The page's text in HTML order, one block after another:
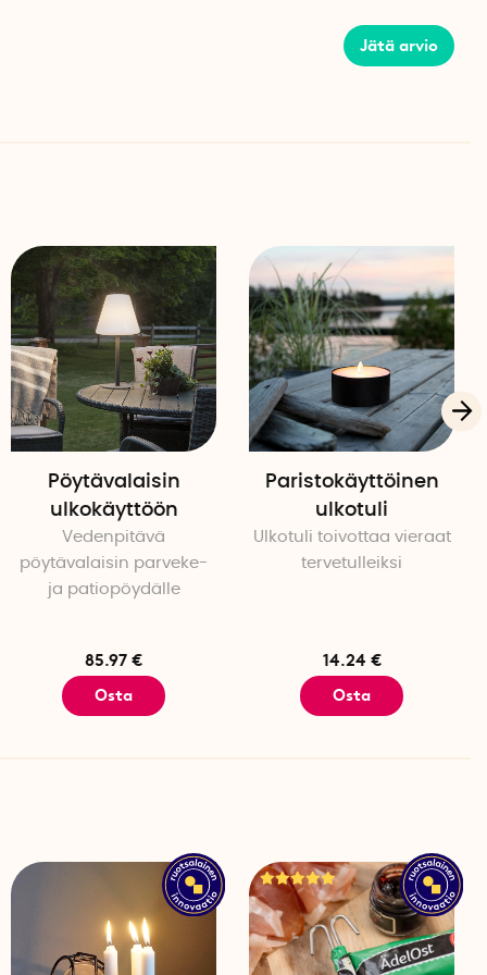
Li-Ion-akun kanssa, joka latautuu päivän
Jätä arvio
Pöytävalaisin
ulkokäyttöön
Vedenpitävä
pöytävalaisin parveke-
ja patiopöydälle
85.97 €
Osta
Paristokäyttöinen
ulkotuli
Ulkotuli toivottaa vieraat
tervetulleiksi
14.24 €
Osta